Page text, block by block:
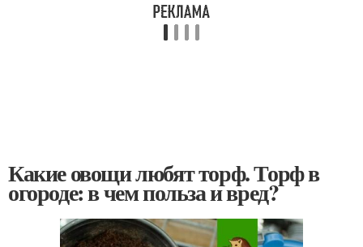
Какие овощи любят торф. Торф в
огороде: в чем польза и вред?